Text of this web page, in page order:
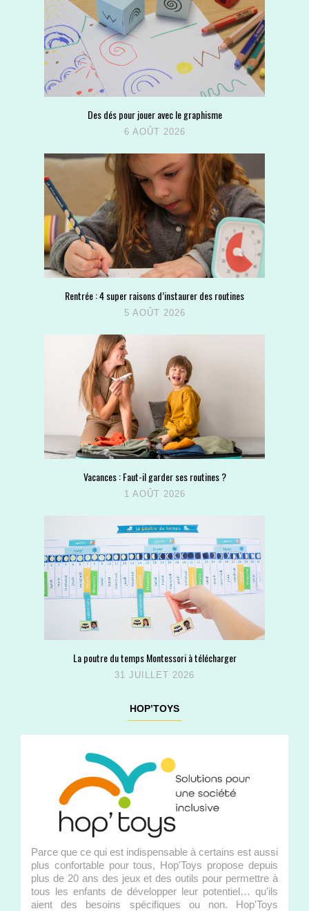
Des dés pour jouer avec le graphisme
6 AOÛT 2026
Rentrée : 4 super raisons d’instaurer des routines
5 AOÛT 2026
Vacances : Faut-il garder ses routines ?
1 AOÛT 2026
La poutre du temps Montessori à télécharger
31 JUILLET 2026
HOP’TOYS
Parce que ce qui est indispensable à certains est aussi
plus confortable pour tous, Hop'Toys propose depuis
plus de 20 ans des jeux et des outils pour permettre à
tous les enfants de développer leur potentiel… qu'ils
aient des besoins spécifiques ou non. Hop'Toys